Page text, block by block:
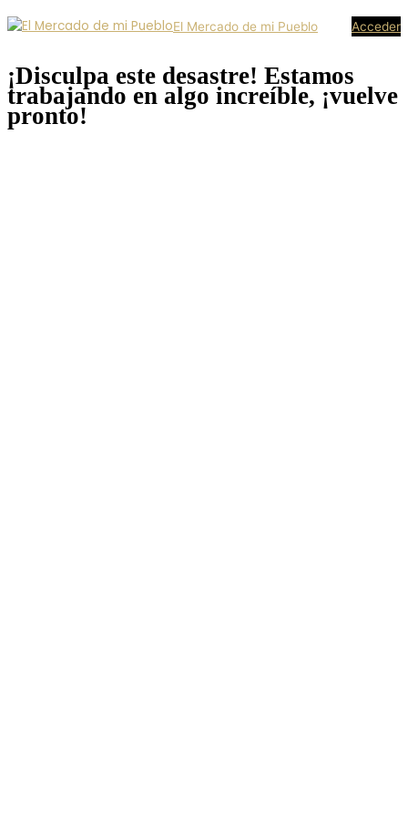
El Mercado de mi Pueblo Acceder
¡Disculpa este desastre! Estamos
trabajando en algo increíble, ¡vuelve
pronto!